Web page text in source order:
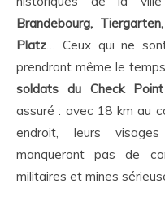
Brandebourg,
Platz… Ceux qui ne
prendront même le
soldats du Check Point
assuré : avec 18 km au
endroit, leurs
manqueront pas de
militaires et mines